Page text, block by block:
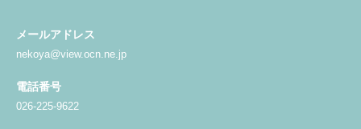
メールアドレス
nekoya@view.ocn.ne.jp
電話番号
026-225-9622